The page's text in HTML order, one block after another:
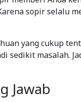
sopir selalu
yang cukup
sedikit masalah.
Jawab